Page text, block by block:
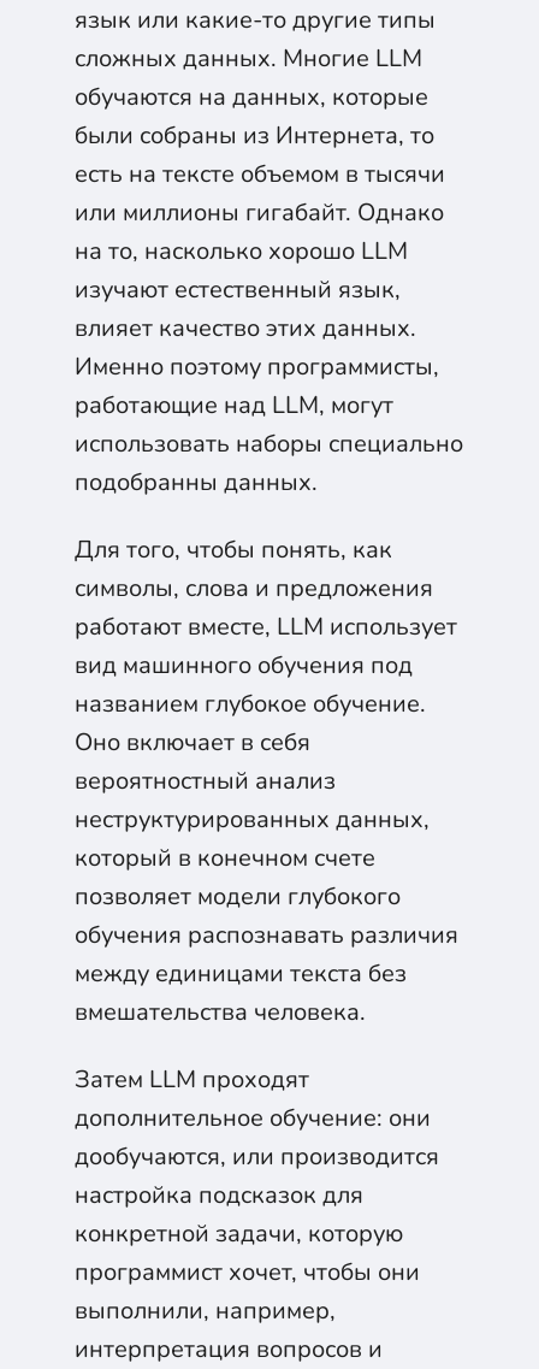
язык или какие-то другие типы
сложных данных. Многие LLM
обучаются на данных, которые
были собраны из Интернета, то
есть на тексте объемом в тысячи
или миллионы гигабайт. Однако
на то, насколько хорошо LLM
изучают естественный язык,
влияет качество этих данных.
Именно поэтому программисты,
работающие над LLM, могут
использовать наборы специально
подобранны данных.
Для того, чтобы понять, как
символы, слова и предложения
работают вместе, LLM использует
вид машинного обучения под
названием глубокое обучение.
Оно включает в себя
вероятностный анализ
неструктурированных данных,
который в конечном счете
позволяет модели глубокого
обучения распознавать различия
между единицами текста без
вмешательства человека.
Затем LLM проходят
дополнительное обучение: они
дообучаются, или производится
настройка подсказок для
конкретной задачи, которую
программист хочет, чтобы они
выполнили, например,
интерпретация вопросов и